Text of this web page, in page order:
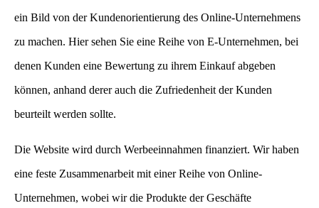
ein Bild von der Kundenorientierung des Online-Unternehmens
zu machen. Hier sehen Sie eine Reihe von E-Unternehmen, bei
denen Kunden eine Bewertung zu ihrem Einkauf abgeben
können, anhand derer auch die Zufriedenheit der Kunden
beurteilt werden sollte.
Die Website wird durch Werbeeinnahmen finanziert. Wir haben
eine feste Zusammenarbeit mit einer Reihe von Online-
Unternehmen, wobei wir die Produkte der Geschäfte